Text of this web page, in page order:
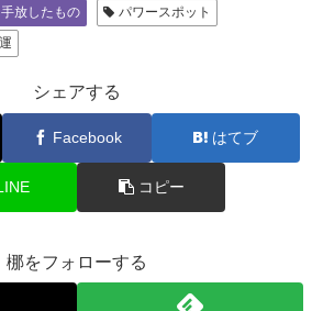
手放したもの
パワースポット
シェアする
Facebook はてブ
コピー
梛をフォローする